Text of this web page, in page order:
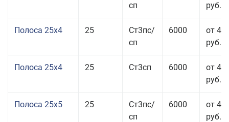
сп
руб.
Полоса 25x4 25
Ст3пс/
сп
6000
от 43
руб.
Полоса 25x4 25 Ст3сп 6000
от 43
руб.
Полоса 25x5 25
Ст3пс/
сп
6000
от 42
руб.